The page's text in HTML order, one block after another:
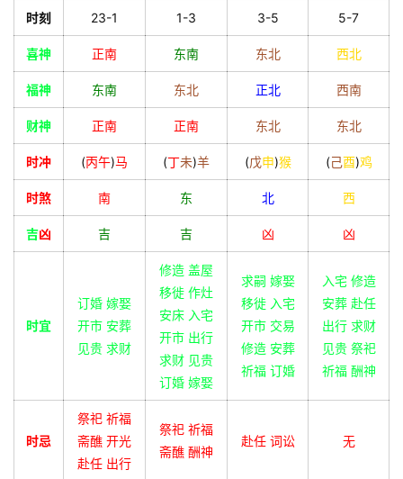
时刻 23-1 1-3 3-5 5-7
喜神 正南 东南 东北 西北
福神 东南 东北 正北 西南
财神 正南 正南 东北 东北
时冲 (丙午)马 (丁未)羊 (戊申)猴 (己酉)鸡
时煞 南 东 北 西
吉凶 吉 吉 凶 凶
时宜
订婚 嫁娶
开市 安葬
见贵 求财
修造 盖屋
移徙 作灶
安床 入宅
开市 出行
求财 见贵
订婚 嫁娶
求嗣 嫁娶
移徙 入宅
开市 交易
修造 安葬
祈福 订婚
入宅 修造
安葬 赴任
出行 求财
见贵 祭祀
祈福 酬神
时忌
祭祀 祈福
斋醮 开光
赴任 出行
祭祀 祈福
斋醮 酬神
赴任 词讼 无